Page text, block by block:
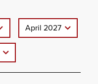
April 2027